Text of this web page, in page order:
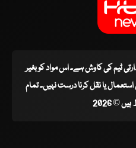
ٹیم کی کاوش ہے۔ اس مواد کو بغیر
یا نقل کرنا درست نہیں۔ تمام
© 2026